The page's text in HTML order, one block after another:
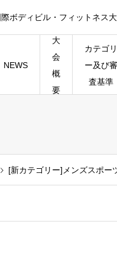
ボディビル・フィットネス
NEWS
大
会
概
要
カテゴリ
ー及び審
査基準
[新カテゴリー]メンズスポー